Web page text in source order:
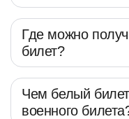
Где можно
билет?
Чем белый
военного